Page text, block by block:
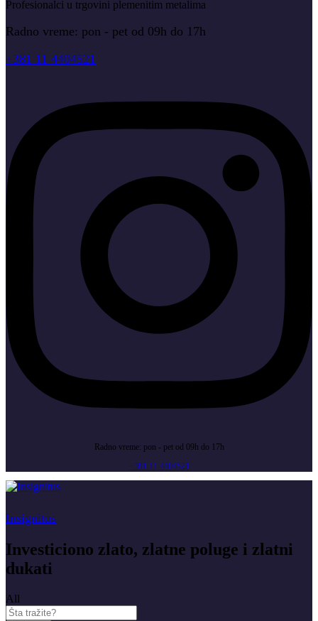
Profesionalci u trgovini plemenitim metalima
Radno vreme: pon - pet od 09h do 17h
+381 11 4404521
Radno vreme: pon - pet od 09h do 17h
+381 11 4404521
Insignitus
Investiciono zlato, zlatne poluge i zlatni
dukati
All